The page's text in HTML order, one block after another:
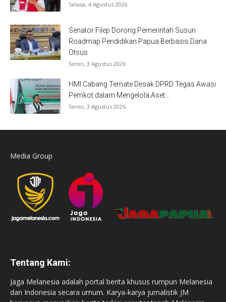
Selasa, 4 Agustus 2026
Senator Filep Dorong Pemerintah Susun
Roadmap Pendidikan Papua Berbasis Dana
Otsus
Senin, 3 Agustus 2026
HMI Cabang Ternate Desak DPRD Tegas Awasi
Pemkot dalam Mengelola Aset...
Senin, 3 Agustus 2026
Media Group
Tentang Kami:
Jaga Melanesia adalah portal berita khusus rumpun Melanesia
dan Indonesia secara umum. Karya-karya jurnalistik JM